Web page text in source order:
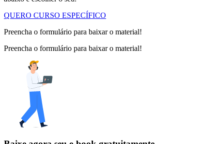
QUERO CURSO ESPECÍFICO
Preencha o formulário para baixar o material!
Preencha o formulário para baixar o material!